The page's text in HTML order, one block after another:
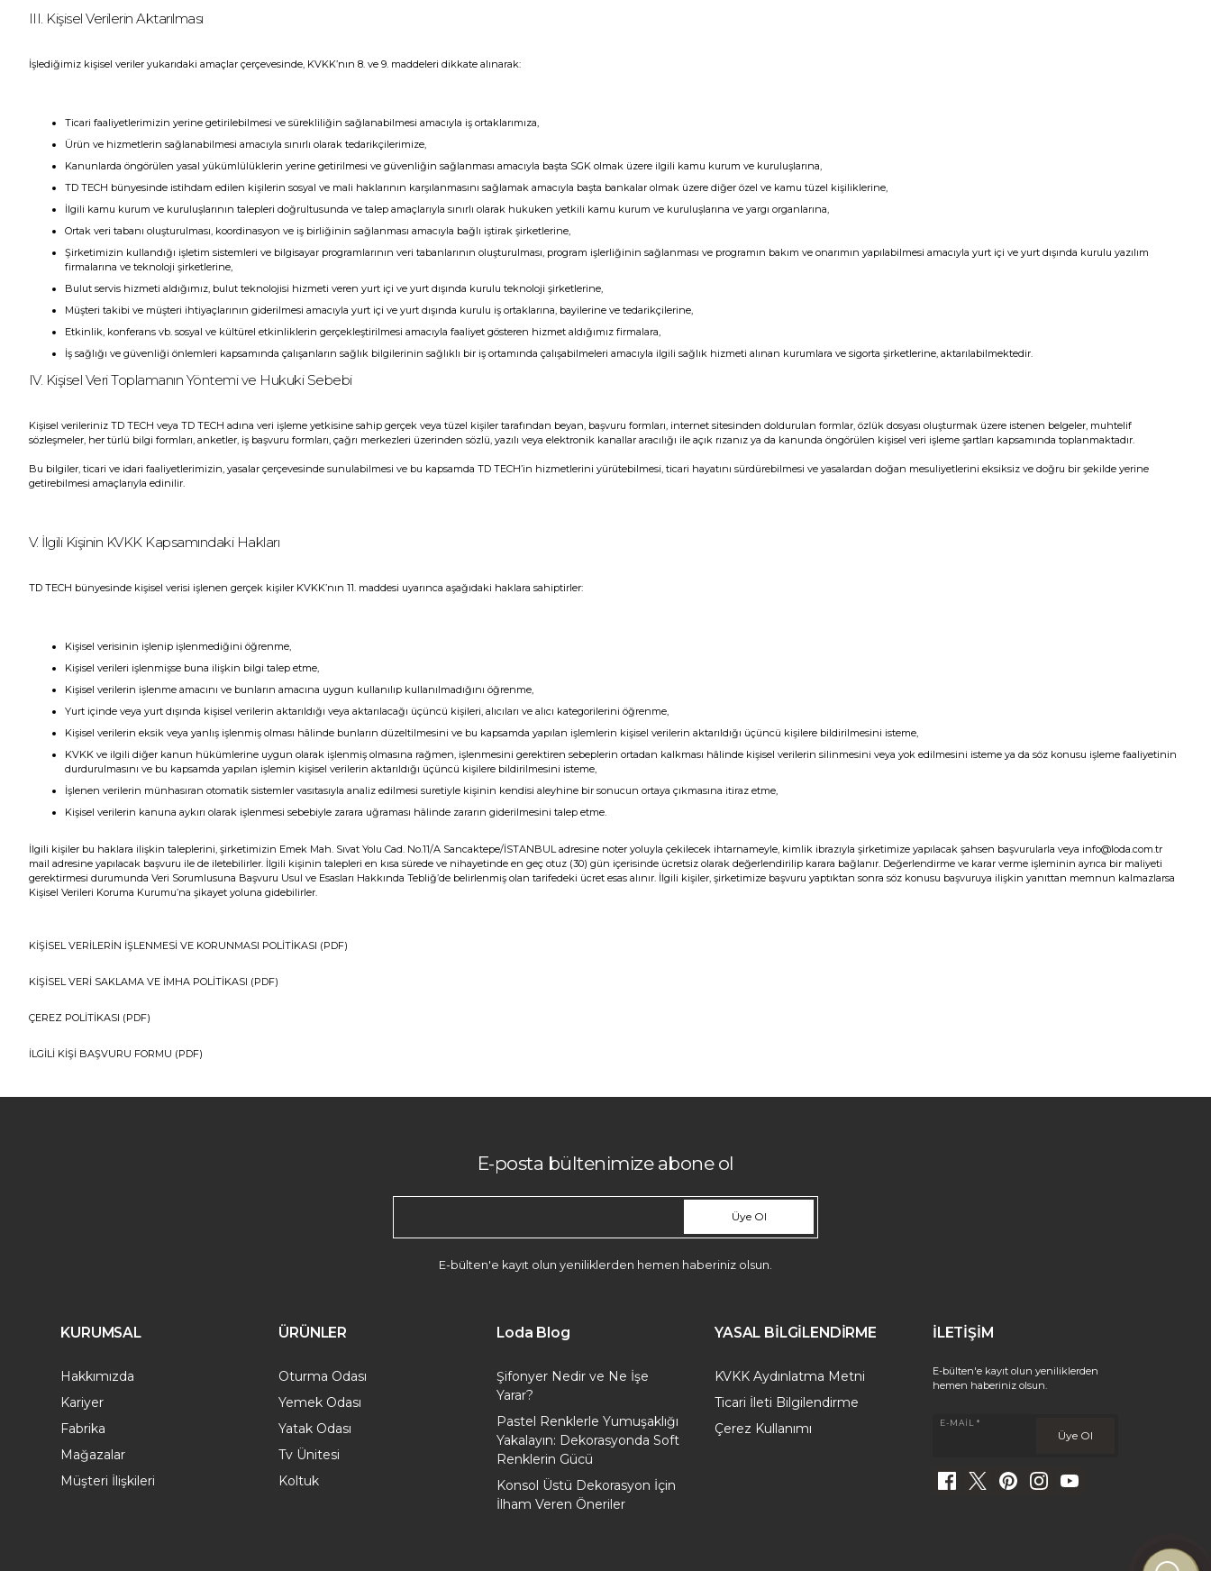
III. Kişisel Verilerin Aktarılması
İşlediğimiz kişisel veriler yukarıdaki amaçlar çerçevesinde, KVKK’nın 8. ve 9. maddeleri dikkate alınarak:
Ticari faaliyetlerimizin yerine getirilebilmesi ve sürekliliğin sağlanabilmesi amacıyla iş ortaklarımıza,
Ürün ve hizmetlerin sağlanabilmesi amacıyla sınırlı olarak tedarikçilerimize,
Kanunlarda öngörülen yasal yükümlülüklerin yerine getirilmesi ve güvenliğin sağlanması amacıyla başta SGK olmak üzere ilgili kamu kurum ve kuruluşlarına,
TD TECH bünyesinde istihdam edilen kişilerin sosyal ve mali haklarının karşılanmasını sağlamak amacıyla başta bankalar olmak üzere diğer özel ve kamu tüzel kişiliklerine,
İlgili kamu kurum ve kuruluşlarının talepleri doğrultusunda ve talep amaçlarıyla sınırlı olarak hukuken yetkili kamu kurum ve kuruluşlarına ve yargı organlarına,
Ortak veri tabanı oluşturulması, koordinasyon ve iş birliğinin sağlanması amacıyla bağlı iştirak şirketlerine,
Şirketimizin kullandığı işletim sistemleri ve bilgisayar programlarının veri tabanlarının oluşturulması, program işlerliğinin sağlanması ve programın bakım ve onarımın yapılabilmesi amacıyla yurt içi ve yurt dışında kurulu yazılım
firmalarına ve teknoloji şirketlerine,
Bulut servis hizmeti aldığımız, bulut teknolojisi hizmeti veren yurt içi ve yurt dışında kurulu teknoloji şirketlerine,
Müşteri takibi ve müşteri ihtiyaçlarının giderilmesi amacıyla yurt içi ve yurt dışında kurulu iş ortaklarına, bayilerine ve tedarikçilerine,
Etkinlik, konferans vb. sosyal ve kültürel etkinliklerin gerçekleştirilmesi amacıyla faaliyet gösteren hizmet aldığımız firmalara,
İş sağlığı ve güvenliği önlemleri kapsamında çalışanların sağlık bilgilerinin sağlıklı bir iş ortamında çalışabilmeleri amacıyla ilgili sağlık hizmeti alınan kurumlara ve sigorta şirketlerine, aktarılabilmektedir.
IV. Kişisel Veri Toplamanın Yöntemi ve Hukuki Sebebi
Kişisel verileriniz TD TECH veya TD TECH adına veri işleme yetkisine sahip gerçek veya tüzel kişiler tarafından beyan, başvuru formları, internet sitesinden doldurulan formlar, özlük dosyası oluşturmak üzere istenen belgeler, muhtelif
sözleşmeler, her türlü bilgi formları, anketler, iş başvuru formları, çağrı merkezleri üzerinden sözlü, yazılı veya elektronik kanallar aracılığı ile açık rızanız ya da kanunda öngörülen kişisel veri işleme şartları kapsamında toplanmaktadır.
Bu bilgiler, ticari ve idari faaliyetlerimizin, yasalar çerçevesinde sunulabilmesi ve bu kapsamda TD TECH’in hizmetlerini yürütebilmesi, ticari hayatını sürdürebilmesi ve yasalardan doğan mesuliyetlerini eksiksiz ve doğru bir şekilde yerine
getirebilmesi amaçlarıyla edinilir.
V. İlgili Kişinin KVKK Kapsamındaki Hakları
TD TECH bünyesinde kişisel verisi işlenen gerçek kişiler KVKK’nın 11. maddesi uyarınca aşağıdaki haklara sahiptirler:
Kişisel verisinin işlenip işlenmediğini öğrenme,
Kişisel verileri işlenmişse buna ilişkin bilgi talep etme,
Kişisel verilerin işlenme amacını ve bunların amacına uygun kullanılıp kullanılmadığını öğrenme,
Yurt içinde veya yurt dışında kişisel verilerin aktarıldığı veya aktarılacağı üçüncü kişileri, alıcıları ve alıcı kategorilerini öğrenme,
Kişisel verilerin eksik veya yanlış işlenmiş olması hâlinde bunların düzeltilmesini ve bu kapsamda yapılan işlemlerin kişisel verilerin aktarıldığı üçüncü kişilere bildirilmesini isteme,
KVKK ve ilgili diğer kanun hükümlerine uygun olarak işlenmiş olmasına rağmen, işlenmesini gerektiren sebeplerin ortadan kalkması hâlinde kişisel verilerin silinmesini veya yok edilmesini isteme ya da söz konusu işleme faaliyetinin
durdurulmasını ve bu kapsamda yapılan işlemin kişisel verilerin aktarıldığı üçüncü kişilere bildirilmesini isteme,
İşlenen verilerin münhasıran otomatik sistemler vasıtasıyla analiz edilmesi suretiyle kişinin kendisi aleyhine bir sonucun ortaya çıkmasına itiraz etme,
Kişisel verilerin kanuna aykırı olarak işlenmesi sebebiyle zarara uğraması hâlinde zararın giderilmesini talep etme.
İlgili kişiler bu haklara ilişkin taleplerini, şirketimizin Emek Mah. Sıvat Yolu Cad. No.11/A Sancaktepe/İSTANBUL adresine noter yoluyla çekilecek ihtarnameyle, kimlik ibrazıyla şirketimize yapılacak şahsen başvurularla veya info@loda.com.tr
mail adresine yapılacak başvuru ile de iletebilirler. İlgili kişinin talepleri en kısa sürede ve nihayetinde en geç otuz (30) gün içerisinde ücretsiz olarak değerlendirilip karara bağlanır. Değerlendirme ve karar verme işleminin ayrıca bir maliyeti
gerektirmesi durumunda Veri Sorumlusuna Başvuru Usul ve Esasları Hakkında Tebliğ’de belirlenmiş olan tarifedeki ücret esas alınır. İlgili kişiler, şirketimize başvuru yaptıktan sonra söz konusu başvuruya ilişkin yanıttan memnun kalmazlarsa
Kişisel Verileri Koruma Kurumu’na şikayet yoluna gidebilirler.
KİŞİSEL VERİLERİN İŞLENMESİ VE KORUNMASI POLİTİKASI (PDF)
KİŞİSEL VERİ SAKLAMA VE İMHA POLİTİKASI (PDF)
ÇEREZ POLİTİKASI (PDF)
İLGİLİ KİŞİ BAŞVURU FORMU (PDF)
E-posta bültenimize abone ol
Üye Ol
E-bülten'e kayıt olun yeniliklerden hemen haberiniz olsun.
KURUMSAL
Hakkımızda
Kariyer
Fabrika
Mağazalar
Müşteri İlişkileri
ÜRÜNLER
Oturma Odası
Yemek Odası
Yatak Odası
Tv Ünitesi
Koltuk
Loda Blog
Şifonyer Nedir ve Ne İşe
Yarar?
Pastel Renklerle Yumuşaklığı
Yakalayın: Dekorasyonda Soft
Renklerin Gücü
Konsol Üstü Dekorasyon İçin
İlham Veren Öneriler
YASAL BİLGİLENDİRME
KVKK Aydınlatma Metni
Ticari İleti Bilgilendirme
Çerez Kullanımı
İLETİŞİM
E-bülten'e kayıt olun yeniliklerden
hemen haberiniz olsun.
E-MAIL *